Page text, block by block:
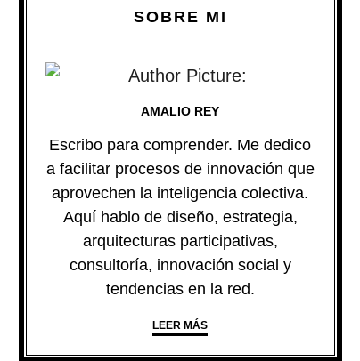
SOBRE MI
AMALIO REY
Escribo para comprender. Me dedico
a facilitar procesos de innovación que
aprovechen la inteligencia colectiva.
Aquí hablo de diseño, estrategia,
arquitecturas participativas,
consultoría, innovación social y
tendencias en la red.
LEER MÁS